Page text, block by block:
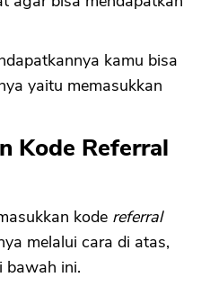
kamu bisa
yaitu memasukkan
Kode Referral
kode referral
melalui cara di atas,
bawah ini.